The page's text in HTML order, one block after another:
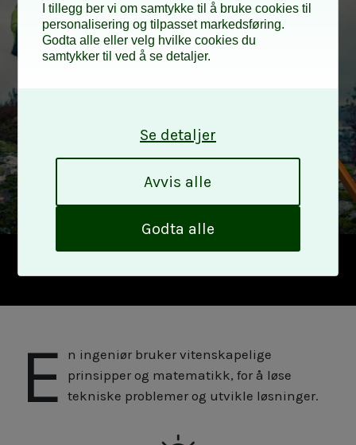
Hva gjør en
E
n ingeniør bruker vitenskapelige
prinsipper og matematikk, for å løse
tekniske problemer og utvikle løsninger.
I tillegg ber vi om samtykke til å bruke cookies til
personalisering og tilpasset markedsføring.
Godta alle eller velg hvilke cookies du
samtykker til ved å se detaljer.
Se detaljer
Avvis alle
Godta alle